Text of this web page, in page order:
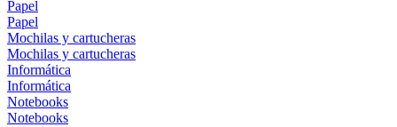
Papel
Papel
Mochilas y cartucheras
Mochilas y cartucheras
Informática
Informática
Notebooks
Notebooks